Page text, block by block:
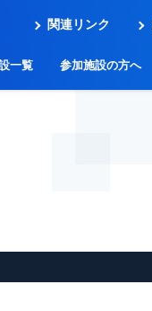
一覧 参加施設の方へ
関連リンク